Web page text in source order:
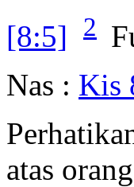
[8:5]
2
Nas : Kis
atas